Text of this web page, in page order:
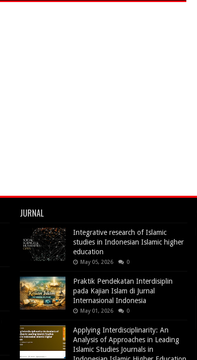
JURNAL
Integrative research of Islamic
studies in Indonesian Islamic higher
education
May 05, 2026 0
Praktik Pendekatan Interdisiplin
pada Kajian Islam di Jurnal
Internasional Indonesia
May 01, 2026 0
Applying Interdisciplinarity: An
Analysis of Approaches in Leading
Islamic Studies Journals in